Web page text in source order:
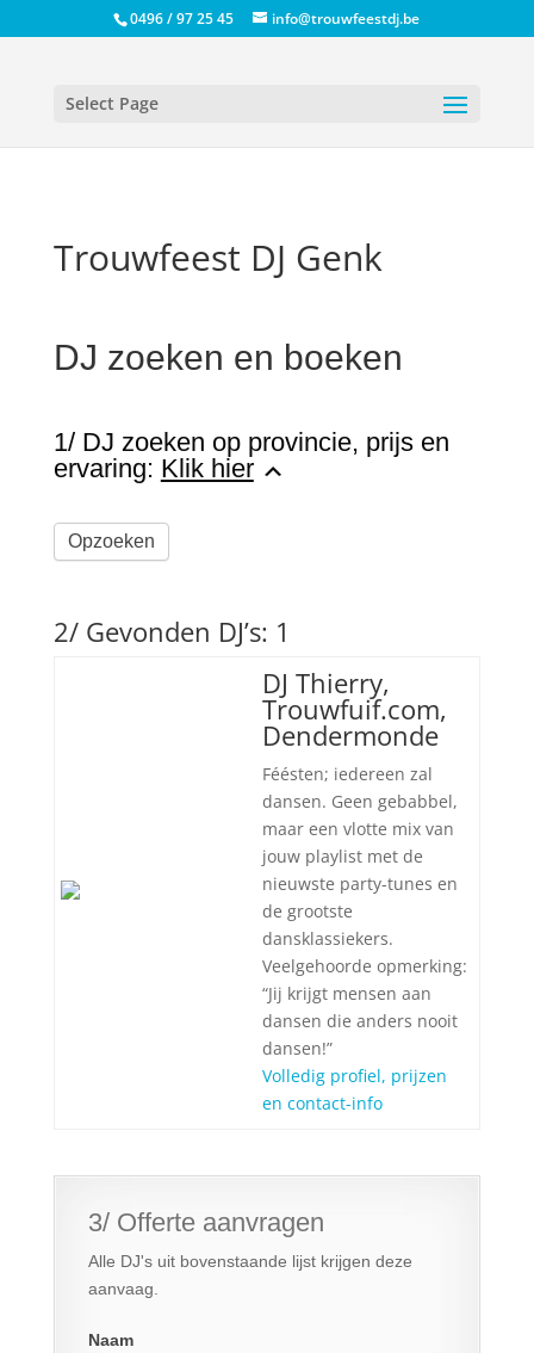
0496 / 97 25 45 info@trouwfeestdj.be
Select Page
Trouwfeest DJ Genk
DJ zoeken en boeken
1/ DJ zoeken op provincie, prijs en
ervaring: Klik hier
Opzoeken
2/ Gevonden DJ’s: 1
DJ Thierry,
Trouwfuif.com,
Dendermonde
Féésten; iedereen zal
dansen. Geen gebabbel,
maar een vlotte mix van
jouw playlist met de
nieuwste party-tunes en
de grootste
dansklassiekers.
Veelgehoorde opmerking:
“Jij krijgt mensen aan
dansen die anders nooit
dansen!”
Volledig profiel, prijzen
en contact-info
3/ Offerte aanvragen
Alle DJ's uit bovenstaande lijst krijgen deze
aanvaag.
Naam